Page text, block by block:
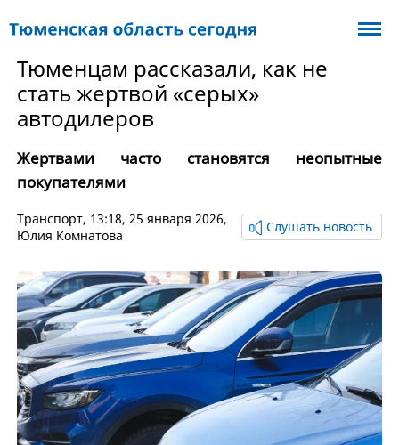
Тюменцам рассказали, как не
стать жертвой «серых»
автодилеров
Жертвами часто становятся неопытные
покупателями
Транспорт, 13:18, 25 января 2026,
Юлия Комнатова
Слушать новость